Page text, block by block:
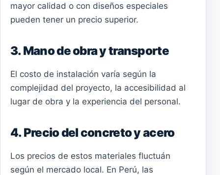
mayor calidad o con diseños especiales
pueden tener un precio superior.
3. Mano de obra y transporte
El costo de instalación varía según la
complejidad del proyecto, la accesibilidad al
lugar de obra y la experiencia del personal.
4. Precio del concreto y acero
Los precios de estos materiales fluctuán
según el mercado local. En Perú, las